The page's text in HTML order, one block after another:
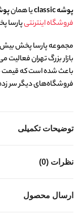
پوشه classic
یا همان
فروشگاه اینترنتیپارسا
مجموعه پارسا پخش بیش
بازار بزرگ تهران
باعث شده است که قیمت
فروشگاه‌های دیگر سر
توضیحات تکمیلی
نظرات (0)
ارسال محصول